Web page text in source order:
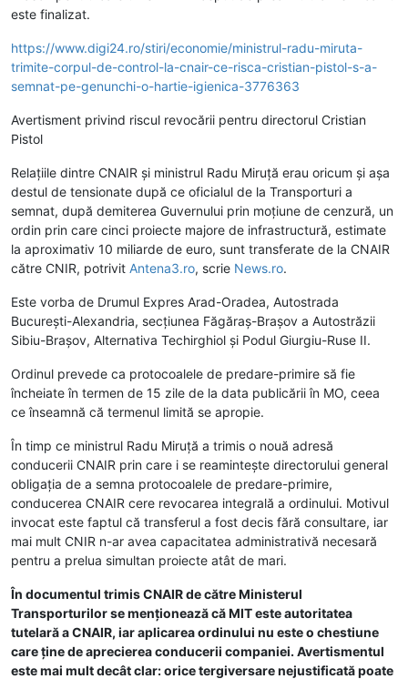
este finalizat.
https://www.digi24.ro/stiri/economie/ministrul-radu-miruta-
trimite-corpul-de-control-la-cnair-ce-risca-cristian-pistol-s-a-
semnat-pe-genunchi-o-hartie-igienica-3776363
Avertisment privind riscul revocării pentru directorul Cristian
Pistol
Relaţiile dintre CNAIR şi ministrul Radu Miruţă erau oricum şi aşa
destul de tensionate după ce oficialul de la Transporturi a
semnat, după demiterea Guvernului prin moţiune de cenzură, un
ordin prin care cinci proiecte majore de infrastructură, estimate
la aproximativ 10 miliarde de euro, sunt transferate de la CNAIR
către CNIR, potrivit Antena3.ro, scrie News.ro.
Este vorba de Drumul Expres Arad-Oradea, Autostrada
Bucureşti-Alexandria, secţiunea Făgăraş-Braşov a Autostrăzii
Sibiu-Braşov, Alternativa Techirghiol şi Podul Giurgiu-Ruse II.
Ordinul prevede ca protocoalele de predare-primire să fie
încheiate în termen de 15 zile de la data publicării în MO, ceea
ce înseamnă că termenul limită se apropie.
În timp ce ministrul Radu Miruţă a trimis o nouă adresă
conducerii CNAIR prin care i se reaminteşte directorului general
obligaţia de a semna protocoalele de predare-primire,
conducerea CNAIR cere revocarea integrală a ordinului. Motivul
invocat este faptul că transferul a fost decis fără consultare, iar
mai mult CNIR n-ar avea capacitatea administrativă necesară
pentru a prelua simultan proiecte atât de mari.
În documentul trimis CNAIR de către Ministerul
Transporturilor se menţionează că MIT este autoritatea
tutelară a CNAIR, iar aplicarea ordinului nu este o chestiune
care ţine de aprecierea conducerii companiei. Avertismentul
este mai mult decât clar: orice tergiversare nejustificată poate